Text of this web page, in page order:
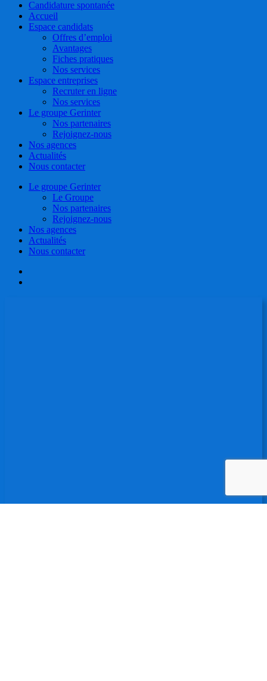
Close
Menu
Candidature spontanée
Accueil
Espace candidats
Offres d’emploi
Avantages
Fiches pratiques
Nos services
Espace entreprises
Recruter en ligne
Nos services
Le groupe Gerinter
Nos partenaires
Rejoignez-nous
Nos agences
Actualités
Nous contacter
Le groupe Gerinter
Le Groupe
Nos partenaires
Rejoignez-nous
Nos agences
Actualités
Nous contacter